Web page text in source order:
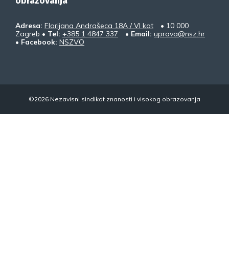
Adresa: Florijana Andrašeca 18A / VI kat
• 10 000
Zagreb • Tel: +385 1 4847 337 • Email: uprava@nsz.hr
• Facebook: NSZVO
©2026 Nezavisni sindikat znanosti i visokog obrazovanja